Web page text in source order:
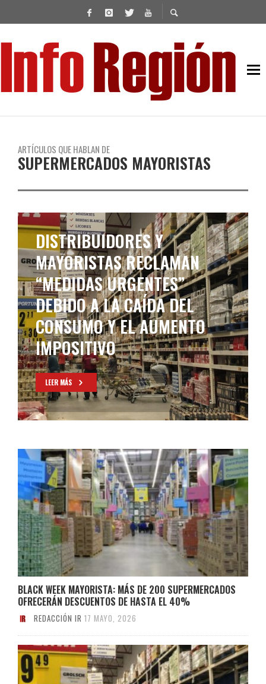
ARTÍCULOS QUE HABLAN DE
SUPERMERCADOS MAYORISTAS
DISTRIBUIDORES Y
MAYORISTAS RECLAMAN
“MEDIDAS URGENTES”
DEBIDO A LA CAÍDA DEL
CONSUMO Y EL AUMENTO
IMPOSITIVO
LEER MÁS
BLACK WEEK MAYORISTA: MÁS DE 200 SUPERMERCADOS
OFRECERÁN DESCUENTOS DE HASTA EL 40%
REDACCIÓN IR 17 MAYO, 2026